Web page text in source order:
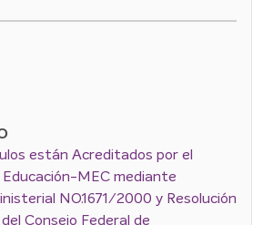
están Acreditados por el
MEC mediante
NO.1671/2000 y Resolución
Consejo Federal de